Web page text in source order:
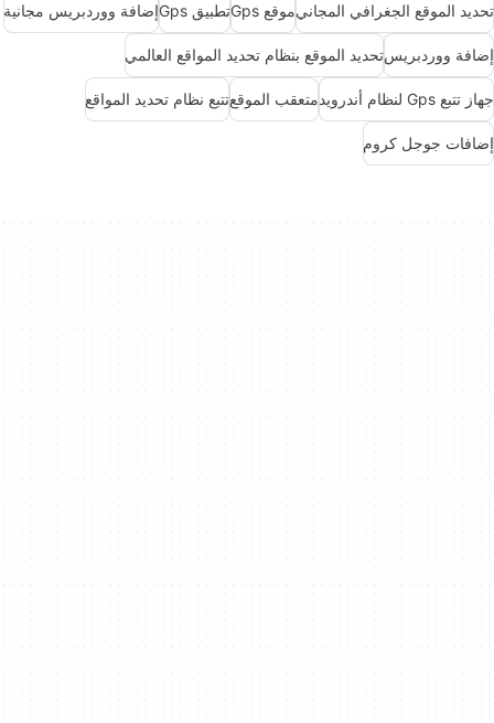
تحديد الموقع الجغرافي المجانيموقع Gps تطبيق Gps إضافة ووردبريس مجانية
إضافة ووردبريستحديد الموقع بنظام تحديد المواقع العالمي
جهاز تتبع Gps لنظام أندرويد متعقب الموقعتتبع نظام تحديد المواقع
إضافات جوجل كروم